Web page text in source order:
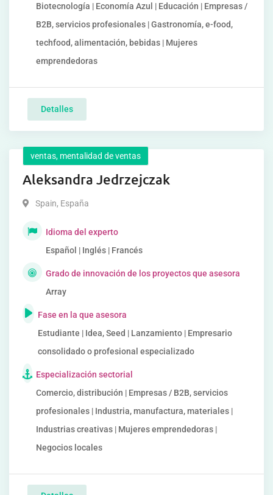
Biotecnología | Economía Azul | Educación | Empresas /
B2B, servicios profesionales | Gastronomía, e-food,
techfood, alimentación, bebidas | Mujeres
emprendedoras
Detalles
ventas, mentalidad de ventas
Aleksandra Jedrzejczak
Spain, España
Idioma del experto
Español | Inglés | Francés
Grado de innovación de los proyectos que asesora
Array
Fase en la que asesora
Estudiante | Idea, Seed | Lanzamiento | Empresario
consolidado o profesional especializado
Especialización sectorial
Comercio, distribución | Empresas / B2B, servicios
profesionales | Industria, manufactura, materiales |
Industrias creativas | Mujeres emprendedoras |
Negocios locales